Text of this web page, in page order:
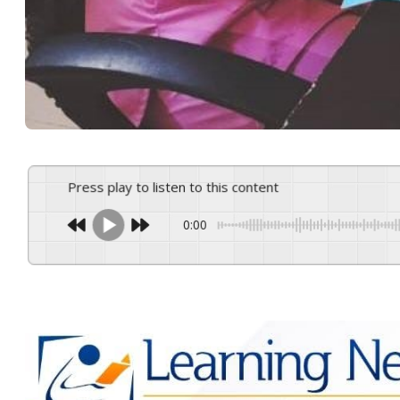
Press play to listen to this content
0:00